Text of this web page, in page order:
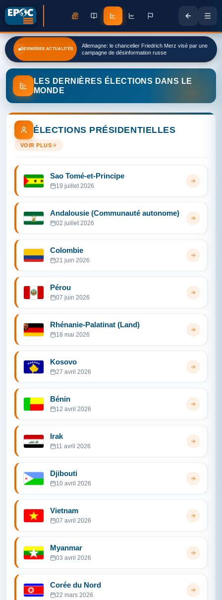
DERNIÈRES ACTUALITÉS
Allemagne: le chancelier Friedrich Merz visé par une
campagne de désinformation russe
LES DERNIÈRES ÉLECTIONS DANS LE
MONDE
ÉLECTIONS PRÉSIDENTIELLES
VOIR PLUS
Sao Tomé-et-Principe
19 juillet 2026
Andalousie (Communauté autonome)
02 juillet 2026
Colombie
21 juin 2026
Pérou
07 juin 2026
Rhénanie-Palatinat (Land)
18 mai 2026
Kosovo
27 avril 2026
Bénin
12 avril 2026
Irak
11 avril 2026
Djibouti
10 avril 2026
Vietnam
07 avril 2026
Myanmar
03 avril 2026
Corée du Nord
22 mars 2026